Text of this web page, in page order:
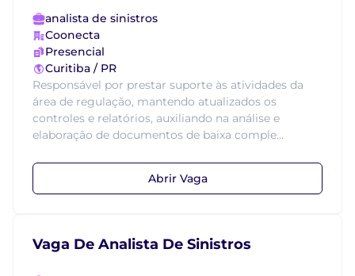
analista de sinistros
Coonecta
Presencial
Curitiba / PR
Responsável por prestar suporte às atividades da
área de regulação, mantendo atualizados os
controles e relatórios, auxiliando na análise e
elaboração de documentos de baixa comple...
Abrir Vaga
Vaga De Analista De Sinistros